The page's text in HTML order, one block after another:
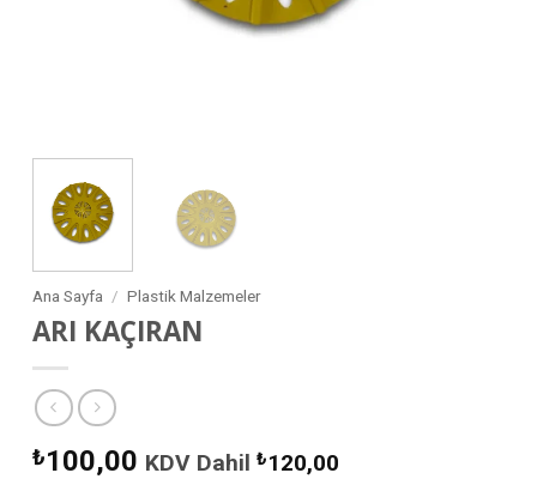
Ana Sayfa / Plastik Malzemeler
ARI KAÇIRAN
₺100,00 KDV Dahil ₺120,00